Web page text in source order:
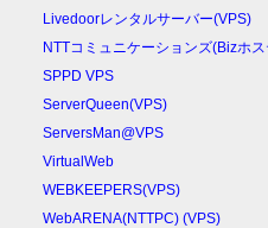
Livedoorレンタルサーバー(VPS)
NTTコミュニケーションズ(Bizホ
SPPD VPS
ServerQueen(VPS)
ServersMan@VPS
VirtualWeb
WEBKEEPERS(VPS)
WebARENA(NTTPC) (VPS)